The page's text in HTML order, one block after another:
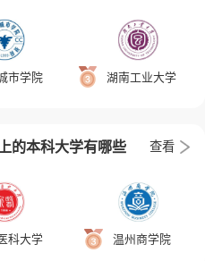
市学院 湖南工业大学
的本科大学有哪些 查看
科大学 温州商学院